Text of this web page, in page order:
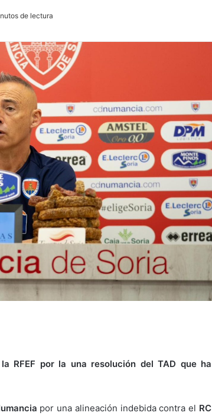
de lectura
RFEF por la una resolución del TAD que ha
por una alineación indebida contra el RC